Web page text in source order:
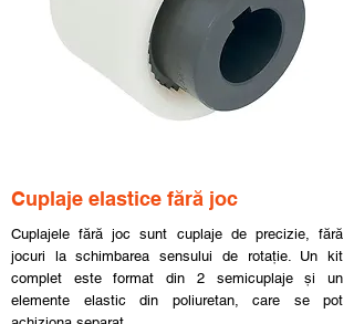
Cuplaje elastice fără joc
Cuplajele fără joc sunt cuplaje de precizie, fără
jocuri la schimbarea sensului de rotație. Un kit
complet este format din 2 semicuplaje și un
elemente elastic din poliuretan, care se pot